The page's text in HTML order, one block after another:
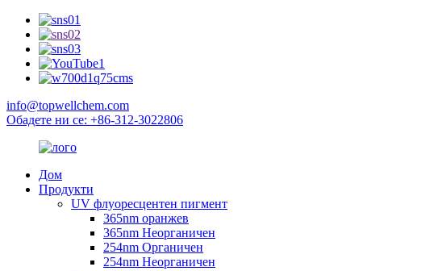
info@topwellchem.com
Обадете ни се: +86-312-3022806
Дом
Продукти
UV флуоресцентен пигмент
365nm оранжев
365nm Неорганичен
254nm Органичен
254nm Неорганичен